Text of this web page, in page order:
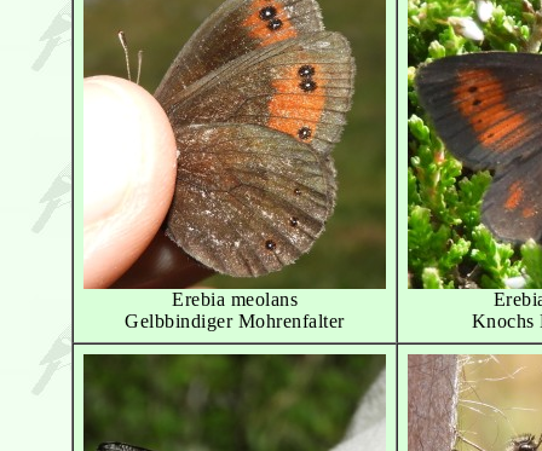
Erebia meolans
Gelbbindiger Mohrenfalter
Knochs